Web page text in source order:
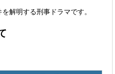
解明する刑事ドラマです。